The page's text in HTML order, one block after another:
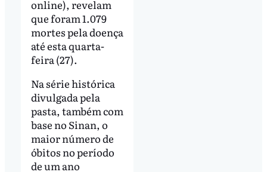
online), revelam
que foram 1.079
mortes pela doença
até esta quarta-
feira (27).
Na série histórica
divulgada pela
pasta, também com
base no Sinan, o
maior número de
óbitos no período
de um ano